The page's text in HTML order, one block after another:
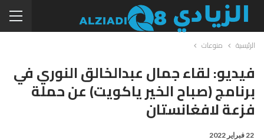
الرئيسية منوعات
فيديو: لقاء جمال عبدالخالق النوري في
برنامج (صباح الخير ياكويت) عن حملة
فزعة لافغانستان
22 فبراير 2022